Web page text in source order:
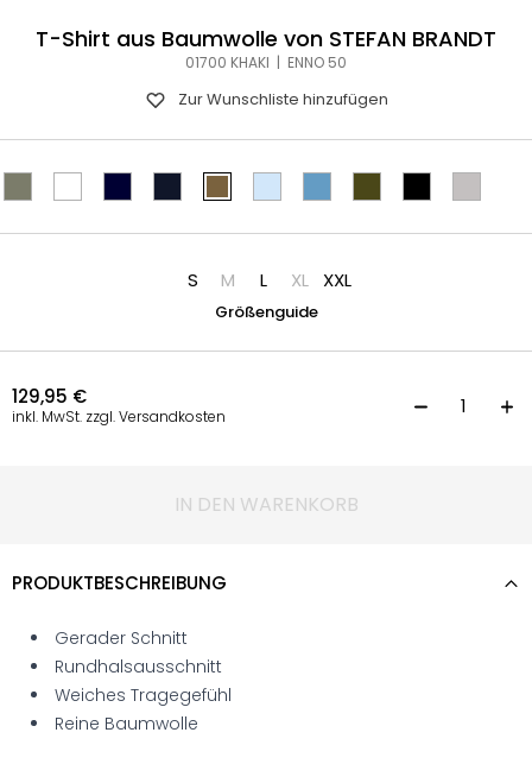
T-Shirt aus Baumwolle von STEFAN BRANDT
01700 KHAKI | ENNO 50
Zur Wunschliste hinzufügen
S M L XL XXL
Größenguide
129,95 €
inkl. MwSt. zzgl. Versandkosten
IN DEN WARENKORB
PRODUKTBESCHREIBUNG
Gerader Schnitt
Rundhalsausschnitt
Weiches Tragegefühl
Reine Baumwolle